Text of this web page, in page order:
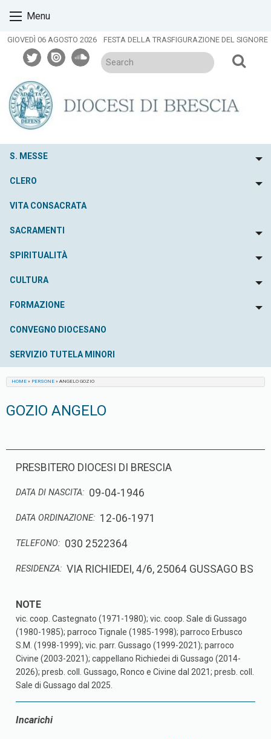
content
Menu
GIOVEDÌ 06 AGOSTO 2026 FESTA DELLA TRASFIGURAZIONE DEL SIGNORE
twitterissuusoundcloud
S. MESSE
CLERO
VITA CONSACRATA
SACRAMENTI
SPIRITUALITÀ
CULTURA
FORMAZIONE
CONVEGNO DIOCESANO
SERVIZIO TUTELA MINORI
HOME » PERSONE » ANGELO GOZIO
GOZIO ANGELO
PRESBITERO DIOCESI DI BRESCIA
DATA DI NASCITA: 09-04-1946
DATA ORDINAZIONE: 12-06-1971
TELEFONO: 030 2522364
RESIDENZA: VIA RICHIEDEI, 4/6, 25064 GUSSAGO BS
vic. coop. Castegnato (1971-1980); vic. coop. Sale di Gussago
(1980-1985); parroco Tignale (1985-1998); parroco Erbusco
S.M. (1998-1999); vic. parr. Gussago (1999-2021); parroco
Civine (2003-2021); cappellano Richiedei di Gussago (2014-
2026); presb. coll. Gussago, Ronco e Civine dal 2021; presb. coll.
Sale di Gussago dal 2025.
Incarichi